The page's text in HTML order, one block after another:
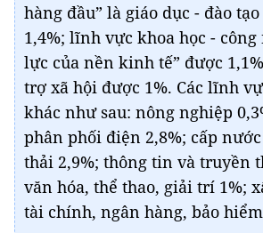
hàng đầu” là giáo dục - đào
1,4%; lĩnh vực khoa học - công
lực của nền kinh tế” được
trợ xã hội được 1%. Các lĩnh
khác như sau: nông nghiệp
phân phối điện 2,8%; cấp
thải 2,9%; thông tin và truyền
văn hóa, thể thao, giải trí 1%;
tài chính, ngân hàng, bảo